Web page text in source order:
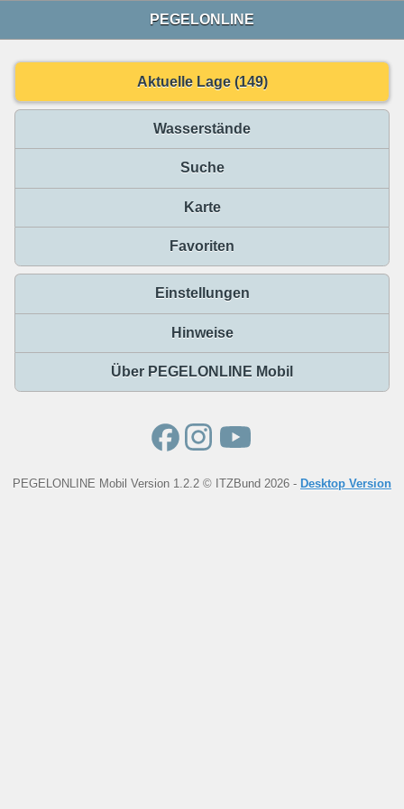
PEGELONLINE
Aktuelle Lage (149)
Wasserstände
Suche
Karte
Favoriten
Einstellungen
Hinweise
Über PEGELONLINE Mobil
PEGELONLINE Mobil Version 1.2.2 © ITZBund 2026 - Desktop Version